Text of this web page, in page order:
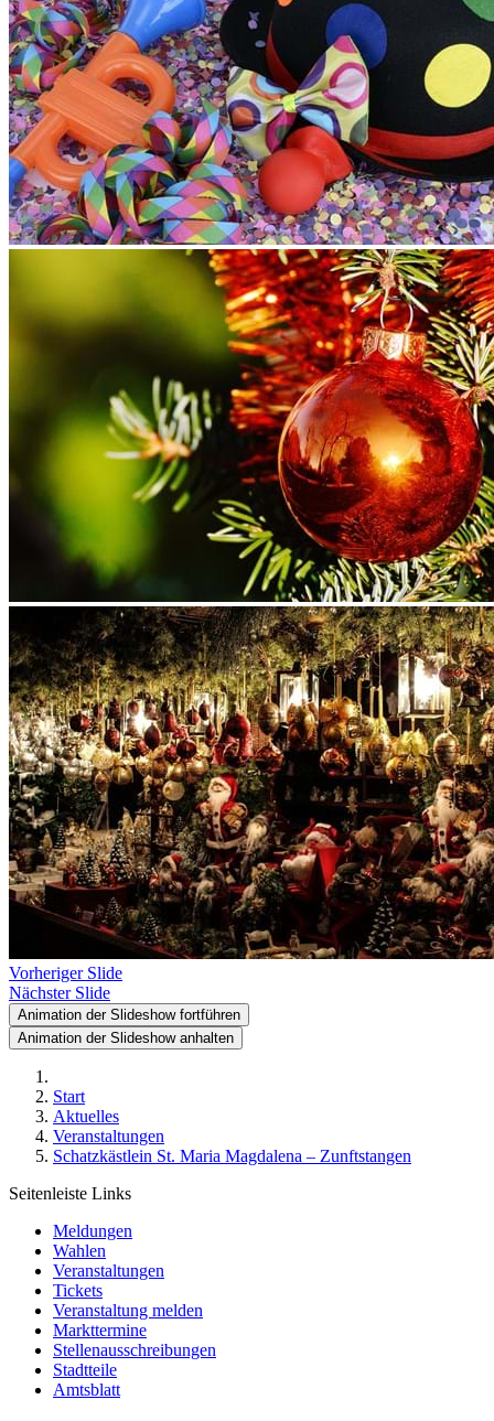
Vorheriger Slide
Nächster Slide
Animation der Slideshow fortführen
Animation der Slideshow anhalten
Start
Aktuelles
Veranstaltungen
Schatzkästlein St. Maria Magdalena – Zunftstangen
Seitenleiste Links
Meldungen
Wahlen
Veranstaltungen
Tickets
Veranstaltung melden
Markttermine
Stellenausschreibungen
Stadtteile
Amtsblatt